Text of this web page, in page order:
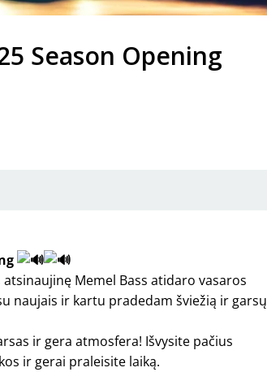
Season Opening
Memel Bass atidaro vasaros
naujais ir kartu pradedam šviežią ir garsų
ir gera atmosfera! Išvysite pačius
ir gerai praleisite laiką.